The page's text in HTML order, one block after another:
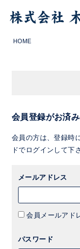
HOME
会員登録がお済
会員の方は、登録時
ドでログインして下
メールアドレス
会員メールアド
パスワード